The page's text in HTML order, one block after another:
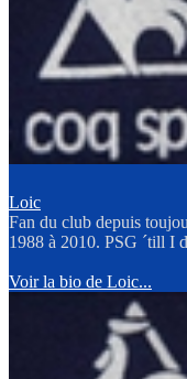
Loic
Fan du club depuis
1988 à 2010. PSG ´till I
Voir la bio de Loic...